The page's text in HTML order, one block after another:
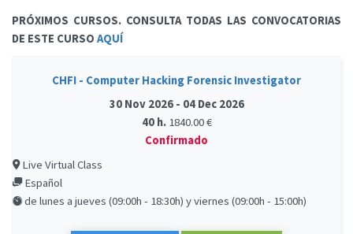
PRÓXIMOS CURSOS. CONSULTA TODAS LAS CONVOCATORIAS
DE ESTE CURSO AQUÍ
CHFI - Computer Hacking Forensic Investigator
30 Nov 2026 - 04 Dec 2026
40 h. 1840.00 €
Confirmado
Live Virtual Class
Español
de lunes a jueves (09:00h - 18:30h) y viernes (09:00h - 15:00h)